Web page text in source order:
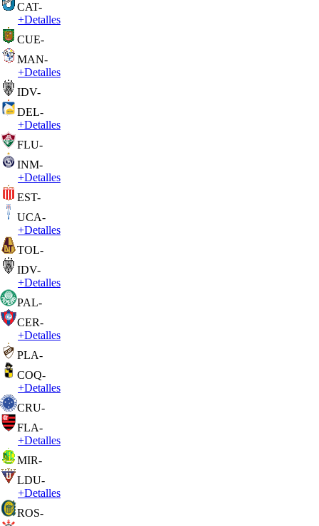
CAT-
+Detalles
CUE-
MAN-
+Detalles
IDV-
DEL-
+Detalles
FLU-
INM-
+Detalles
EST-
UCA-
+Detalles
TOL-
IDV-
+Detalles
PAL-
CER-
+Detalles
PLA-
COQ-
+Detalles
CRU-
FLA-
+Detalles
MIR-
LDU-
+Detalles
ROS-